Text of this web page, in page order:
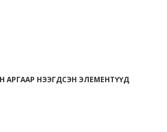
АРГААР НЭЭГДСЭН ЭЛЕМЕНТҮҮД